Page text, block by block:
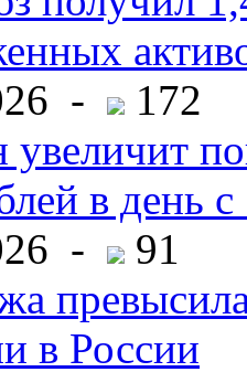
-
172
в день с
-
91
в России